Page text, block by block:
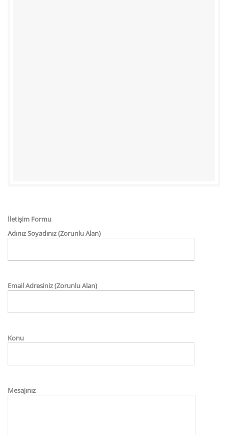
İletişim Formu
Adınız Soyadınız (Zorunlu Alan)
Email Adresiniz (Zorunlu Alan)
Konu
Mesajınız